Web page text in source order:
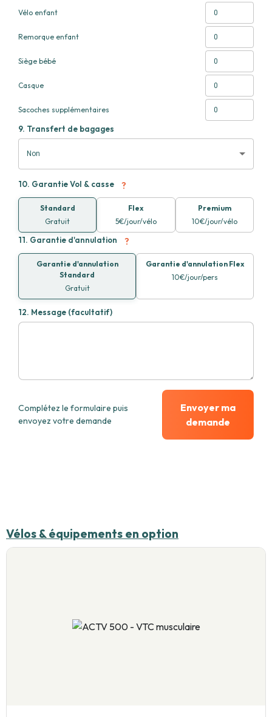
Vélo enfant
Remorque enfant
Siège bébé
Casque
Sacoches supplémentaires
9. Transfert de bagages
Non
10. Garantie Vol & casse ?
Standard
Gratuit
Flex
5€/jour/vélo
Premium
10€/jour/vélo
11. Garantie d'annulation ?
Garantie d'annulation
Standard
Gratuit
Garantie d'annulation Flex
10€/jour/pers
12. Message (facultatif)
Complétez le formulaire puis
envoyez votre demande
Envoyer ma
demande
Vélos & équipements en option